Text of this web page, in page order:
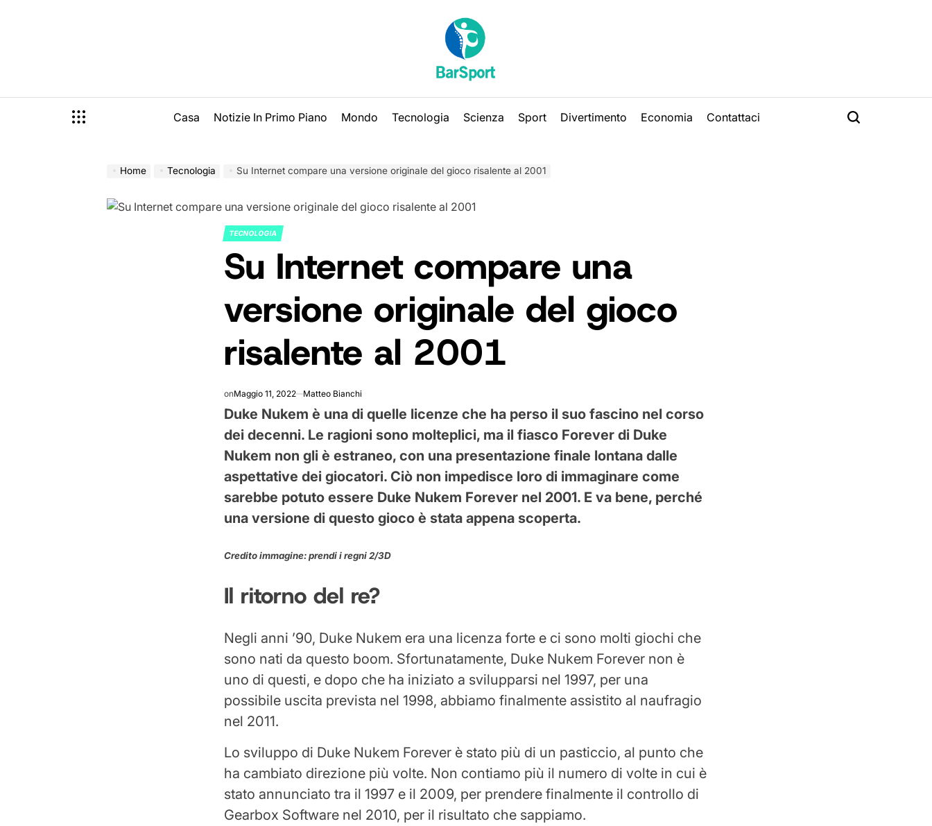
Casa Notizie In Primo Piano Mondo Tecnologia Scienza Sport Divertimento Economia Contattaci
Home Tecnologia Su Internet compare una versione originale del gioco risalente al 2001
POSTED
IN
TECNOLOGIA
Su Internet compare una
versione originale del gioco
risalente al 2001
onMaggio 11, 2022 Matteo Bianchi
Duke Nukem è una di quelle licenze che ha perso il suo fascino nel corso
dei decenni. Le ragioni sono molteplici, ma il fiasco Forever di Duke
Nukem non gli è estraneo, con una presentazione finale lontana dalle
aspettative dei giocatori. Ciò non impedisce loro di immaginare come
sarebbe potuto essere Duke Nukem Forever nel 2001. E va bene, perché
una versione di questo gioco è stata appena scoperta.
Credito immagine: prendi i regni 2/3D
Il ritorno del re?
Negli anni ’90, Duke Nukem era una licenza forte e ci sono molti giochi che
sono nati da questo boom. Sfortunatamente, Duke Nukem Forever non è
uno di questi, e dopo che ha iniziato a svilupparsi nel 1997, per una
possibile uscita prevista nel 1998, abbiamo finalmente assistito al naufragio
nel 2011.
Lo sviluppo di Duke Nukem Forever è stato più di un pasticcio, al punto che
ha cambiato direzione più volte. Non contiamo più il numero di volte in cui è
stato annunciato tra il 1997 e il 2009, per prendere finalmente il controllo di
Gearbox Software nel 2010, per il risultato che sappiamo.